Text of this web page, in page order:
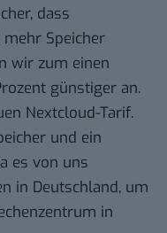
dass
Speicher
wir zum einen
günstiger an.
Nextcloud-Tarif.
und ein
es von uns
in Deutschland, um
in